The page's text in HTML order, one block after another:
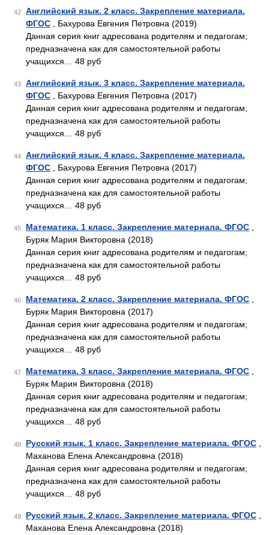
42
Английский язык. 2 класс. Закрепление материала.
ФГОС , Бахурова Евгения Петровна (2019)
Данная серия книг адресована родителям и педагогам;
предназначена как для самостоятельной работы
учащихся… 48 руб
43
Английский язык. 3 класс. Закрепление материала.
ФГОС , Бахурова Евгения Петровна (2017)
Данная серия книг адресована родителям и педагогам;
предназначена как для самостоятельной работы
учащихся… 48 руб
44
Английский язык. 4 класс. Закрепление материала.
ФГОС , Бахурова Евгения Петровна (2017)
Данная серия книг адресована родителям и педагогам;
предназначена как для самостоятельной работы
учащихся… 48 руб
45 Математика. 1 класс. Закрепление материала. ФГОС
Буряк Мария Викторовна (2018)
Данная серия книг адресована родителям и педагогам;
предназначена как для самостоятельной работы
учащихся… 48 руб
46 Математика. 2 класс. Закрепление материала. ФГОС
Буряк Мария Викторовна (2017)
Данная серия книг адресована родителям и педагогам;
предназначена как для самостоятельной работы
учащихся… 48 руб
47 Математика. 3 класс. Закрепление материала. ФГОС
Буряк Мария Викторовна (2018)
Данная серия книг адресована родителям и педагогам;
предназначена как для самостоятельной работы
учащихся… 48 руб
48 Русский язык. 1 класс. Закрепление материала. ФГОС
Маханова Елена Александровна (2018)
Данная серия книг адресована родителям и педагогам;
предназначена как для самостоятельной работы
учащихся… 48 руб
49 Русский язык. 2 класс. Закрепление материала. ФГОС
Маханова Елена Александровна (2018)